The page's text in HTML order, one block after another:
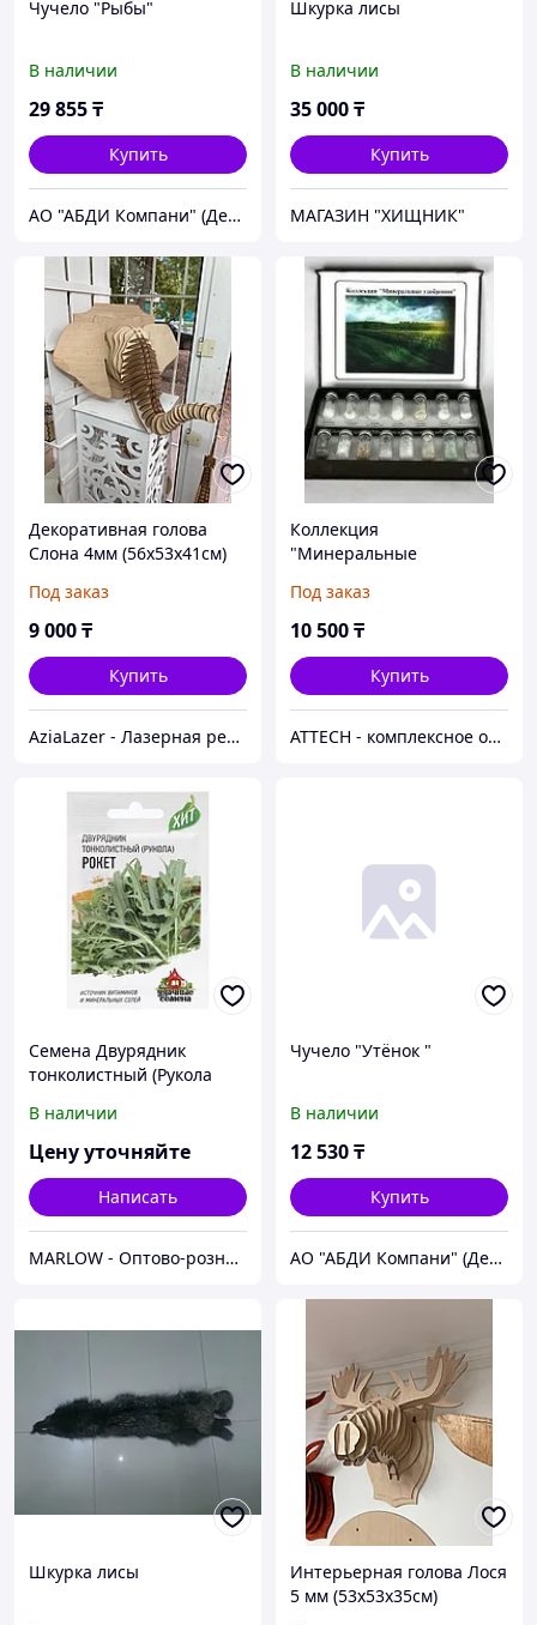
Чучело "Рыбы"
В наличии
29 855₸
Купить
АО "АБДИ Компани" (Департамент Учебного Оборудования)
Шкурка лисы
В наличии
35 000₸
Купить
МАГАЗИН "ХИЩНИК"
Декоративная голова
Слона 4мм (56х53х41см)
Под заказ
9 000₸
Купить
AziaLazer - Лазерная резка и гравировка / Изделия для бизнеса и праздничных мероприятий
Коллекция
"Минеральные
Под заказ
10 500₸
Купить
ATTECH - комплексное оснащение образовательных учреждений
Семена Двурядник
тонколистный (Рукола
г
В наличии
Цену уточняйте
Написать
MARLOW - Оптово-розничный склад.
Чучело "Утёнок "
В наличии
12 530₸
Купить
АО "АБДИ Компани" (Департамент Учебного Оборудования)
Шкурка лисы
Интерьерная голова Лося
5 мм (53х53х35см)